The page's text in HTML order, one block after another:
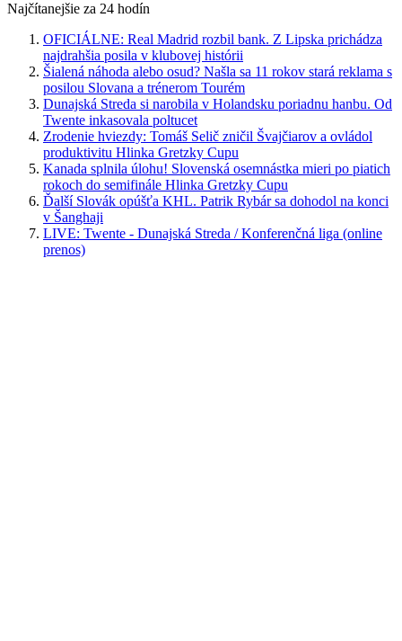
Najčítanejšie za 24 hodín
OFICIÁLNE: Real Madrid rozbil bank. Z Lipska prichádza
najdrahšia posila v klubovej histórii
Šialená náhoda alebo osud? Našla sa 11 rokov stará reklama s
posilou Slovana a trénerom Tourém
Dunajská Streda si narobila v Holandsku poriadnu hanbu. Od
Twente inkasovala poltucet
Zrodenie hviezdy: Tomáš Selič zničil Švajčiarov a ovládol
produktivitu Hlinka Gretzky Cupu
Kanada splnila úlohu! Slovenská osemnástka mieri po piatich
rokoch do semifinále Hlinka Gretzky Cupu
Ďalší Slovák opúšťa KHL. Patrik Rybár sa dohodol na konci
v Šanghaji
LIVE: Twente - Dunajská Streda / Konferenčná liga (online
prenos)